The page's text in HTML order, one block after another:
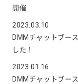
開催
2023.03.10
DMMチャットブー
した！
2023.01.16
DMMチャットブー